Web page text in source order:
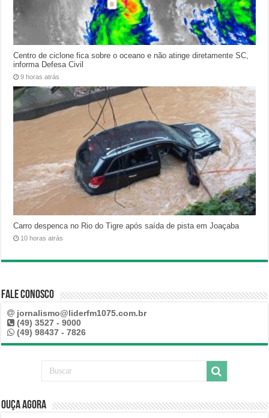
Centro de ciclone fica sobre o oceano e não atinge diretamente SC,
informa Defesa Civil
9 horas atrás
Carro despenca no Rio do Tigre após saída de pista em Joaçaba
10 horas atrás
Fale Conosco
jornalismo@liderfm1075.com.br
(49) 3527 - 9000
(49) 98437 - 7826
Ouça Agora